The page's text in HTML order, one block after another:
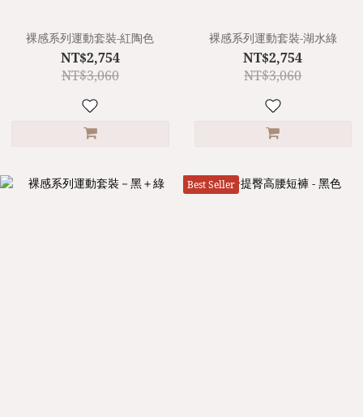
裸感系列運動套裝-紅陶色
NT$2,754
NT$3,060
裸感系列運動套裝-湖水綠
NT$2,754
NT$3,060
Best Seller